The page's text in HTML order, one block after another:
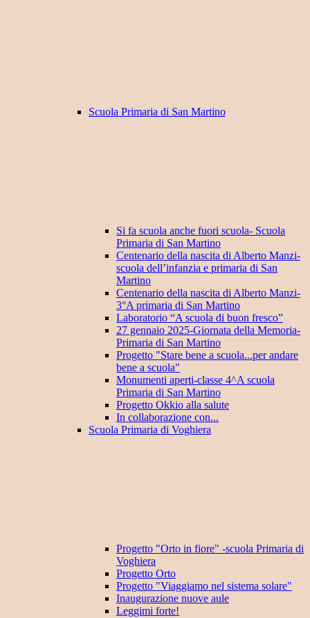
Scuola Primaria di San Martino
Si fa scuola anche fuori scuola- Scuola
Primaria di San Martino
Centenario della nascita di Alberto Manzi-
scuola dell’infanzia e primaria di San
Martino
Centenario della nascita di Alberto Manzi-
3°A primaria di San Martino
Laboratorio “A scuola di buon fresco”
27 gennaio 2025-Giornata della Memoria-
Primaria di San Martino
Progetto "Stare bene a scuola...per andare
bene a scuola"
Monumenti aperti-classe 4^A scuola
Primaria di San Martino
Progetto Okkio alla salute
In collaborazione con...
Scuola Primaria di Voghiera
Progetto "Orto in fiore" -scuola Primaria di
Voghiera
Progetto Orto
Progetto "Viaggiamo nel sistema solare"
Inaugurazione nuove aule
Leggimi forte!